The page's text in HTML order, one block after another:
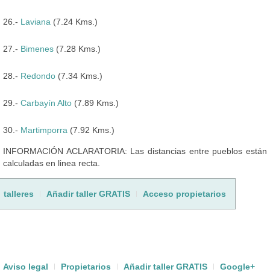
26.- Laviana (7.24 Kms.)
27.- Bimenes (7.28 Kms.)
28.- Redondo (7.34 Kms.)
29.- Carbayín Alto (7.89 Kms.)
30.- Martimporra (7.92 Kms.)
INFORMACIÓN ACLARATORIA: Las distancias entre pueblos están
calculadas en linea recta.
talleres Añadir taller GRATIS Acceso propietarios
Aviso legal Propietarios Añadir taller GRATIS Google+